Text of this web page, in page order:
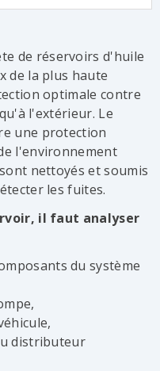
de réservoirs d'huile
de la plus haute
optimale contre
l'extérieur. Le
une protection
l'environnement
nettoyés et soumis
les fuites.
il faut analyser
du système
distributeur